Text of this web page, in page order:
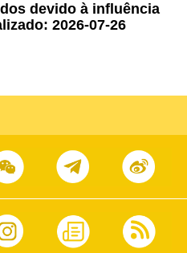
devido à influência
2026-07-26